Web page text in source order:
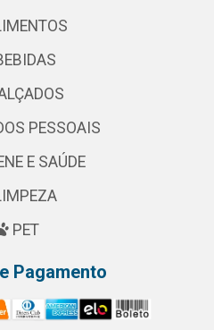
PESSOAIS
E SAÚDE
PET
Pagamento